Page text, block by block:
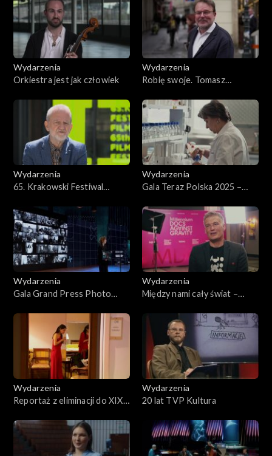
Wydarzenia
Orkiestra jest jak człowiek
Wydarzenia
Robię swoje. Tomasz
Wiedeńskiej
Wydarzenia
65. Krakowski Festiwal
Wydarzenia
Gala Teraz Polska 2025 –
Wydarzenia
Gala Grand Press Photo
Wydarzenia
Między nami cały świat –
Gravity 2025
Wydarzenia
Reportaż z eliminacji do XIX
Konkursu Pianistycznego im.
Fryderyka Chopina
Wydarzenia
20 lat TVP Kultura